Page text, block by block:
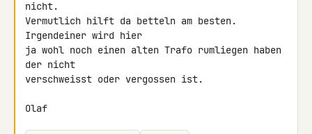
nicht.
Vermutlich hilft da betteln am besten.
Irgendeiner wird hier
ja wohl noch einen alten Trafo rumliegen haben
der nicht
verschweisst oder vergossen ist.
Olaf